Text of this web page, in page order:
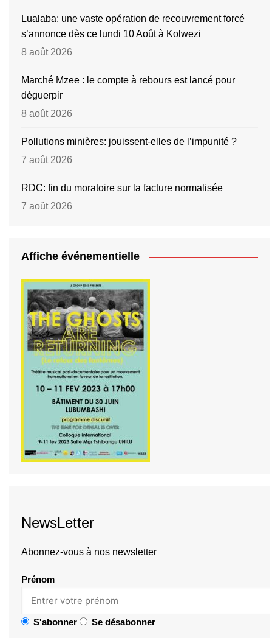
Lualaba: une vaste opération de recouvrement forcé
s’annonce dès ce lundi 10 Août à Kolwezi
8 août 2026
Marché Mzee : le compte à rebours est lancé pour
déguerpir
8 août 2026
Pollutions minières: jouissent-elles de l’impunité ?
7 août 2026
RDC: fin du moratoire sur la facture normalisée
7 août 2026
Affiche événementielle
NewsLetter
Abonnez-vous à nos newsletter
Prénom
S'abonner Se désabonner